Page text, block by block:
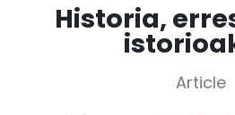
Historia,
Article